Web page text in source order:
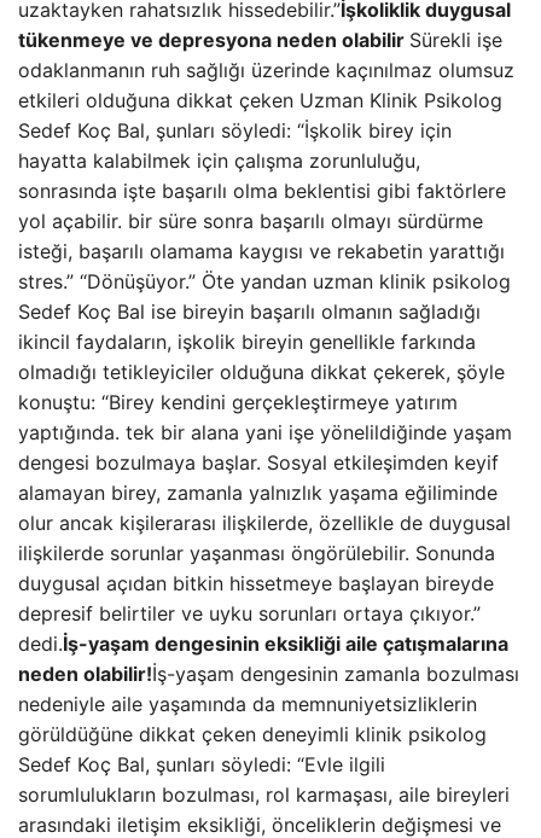
uzaktayken rahatsızlık hissedebilir.”İşkoliklik duygusal
tükenmeye ve depresyona neden olabilir Sürekli işe
odaklanmanın ruh sağlığı üzerinde kaçınılmaz olumsuz
etkileri olduğuna dikkat çeken Uzman Klinik Psikolog
Sedef Koç Bal, şunları söyledi: “İşkolik birey için
hayatta kalabilmek için çalışma zorunluluğu,
sonrasında işte başarılı olma beklentisi gibi faktörlere
yol açabilir. bir süre sonra başarılı olmayı sürdürme
isteği, başarılı olamama kaygısı ve rekabetin yarattığı
stres.” “Dönüşüyor.” Öte yandan uzman klinik psikolog
Sedef Koç Bal ise bireyin başarılı olmanın sağladığı
ikincil faydaların, işkolik bireyin genellikle farkında
olmadığı tetikleyiciler olduğuna dikkat çekerek, şöyle
konuştu: “Birey kendini gerçekleştirmeye yatırım
yaptığında. tek bir alana yani işe yönelildiğinde yaşam
dengesi bozulmaya başlar. Sosyal etkileşimden keyif
alamayan birey, zamanla yalnızlık yaşama eğiliminde
olur ancak kişilerarası ilişkilerde, özellikle de duygusal
ilişkilerde sorunlar yaşanması öngörülebilir. Sonunda
duygusal açıdan bitkin hissetmeye başlayan bireyde
depresif belirtiler ve uyku sorunları ortaya çıkıyor.”
dedi.İş-yaşam dengesinin eksikliği aile çatışmalarına
neden olabilir!İş-yaşam dengesinin zamanla bozulması
nedeniyle aile yaşamında da memnuniyetsizliklerin
görüldüğüne dikkat çeken deneyimli klinik psikolog
Sedef Koç Bal, şunları söyledi: “Evle ilgili
sorumlulukların bozulması, rol karmaşası, aile bireyleri
arasındaki iletişim eksikliği, önceliklerin değişmesi ve